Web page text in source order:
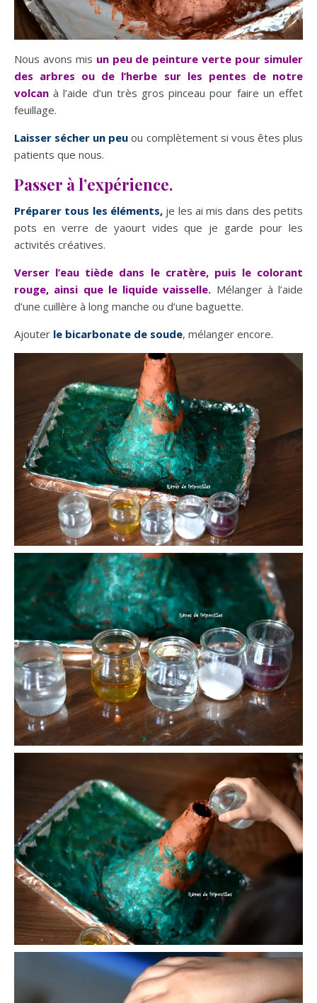
Nous avons mis un peu de peinture verte pour simuler
des arbres ou de l’herbe sur les pentes de notre
volcan à l’aide d’un très gros pinceau pour faire un effet
feuillage.
Laisser sécher un peu ou complètement si vous êtes plus
patients que nous.
Passer à l’expérience.
Préparer tous les éléments,je les ai mis dans des petits
pots en verre de yaourt vides que je garde pour les
activités créatives.
Verser l’eau tiède dans le cratère, puis le colorant
rouge, ainsi que le liquide vaisselle. Mélanger à l’aide
d’une cuillère à long manche ou d’une baguette.
Ajouter le bicarbonate de soude, mélanger encore.